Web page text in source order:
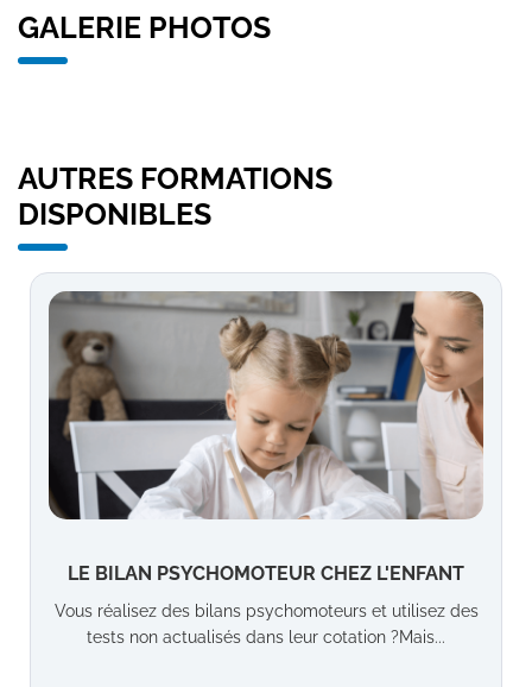
GALERIE PHOTOS
AUTRES FORMATIONS
DISPONIBLES
LE BILAN PSYCHOMOTEUR CHEZ L'ENFANT
Vous réalisez des bilans psychomoteurs et utilisez des
tests non actualisés dans leur cotation ?Mais...